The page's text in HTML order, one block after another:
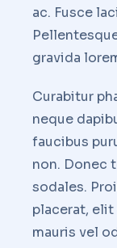
ac. Fusce
gravida
Curabitur
neque
faucibus
non. Donec
sodales.
placerat, elit
mauris vel